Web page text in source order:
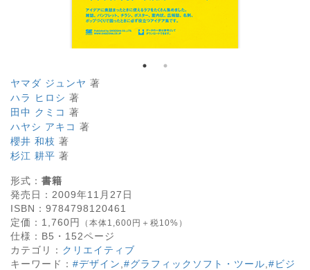
ヤマダ ジュンヤ 著
ハラ ヒロシ 著
田中 クミコ 著
ハヤシ アキコ 著
櫻井 和枝 著
杉江 耕平 著
形式： 書籍
発売日： 2009年11月27日
ISBN： 9784798120461
定価： 1,760円 （本体1,600円＋税10%）
仕様： B5・ 152ページ
カテゴリ： クリエイティブ
キーワード： #デザイン #グラフィックソフト・ツール #ビジ